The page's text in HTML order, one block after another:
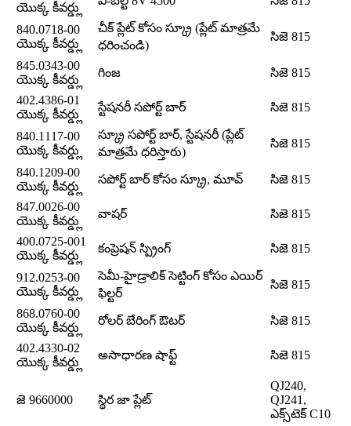
యొక్క కీవర్డ్లు
840.0718-00
యొక్క కీవర్డ్లు
చీక్ ప్లేట్ కోసం స్క్రూ (ప్లేట్ మాత్రమే
ధరించండి)
సిజె 815
845.0343-00
యొక్క కీవర్డ్లు
గింజ సిజె 815
402.4386-01
యొక్క కీవర్డ్లు
స్టేషనరీ సపోర్ట్ బార్ సిజె 815
840.1117-00
యొక్క కీవర్డ్లు
స్క్రూ సపోర్ట్ బార్, స్టేషనరీ (ప్లేట్
మాత్రమే ధరిస్తారు)
సిజె 815
840.1209-00
యొక్క కీవర్డ్లు
సపోర్ట్ బార్ కోసం స్క్రూ, మూవ్ సిజె 815
847.0026-00
యొక్క కీవర్డ్లు
వాషర్ సిజె 815
400.0725-001
యొక్క కీవర్డ్లు
కంప్రెషన్ స్ప్రింగ్ సిజె 815
912.0253-00
యొక్క కీవర్డ్లు
సెమీ-హైడ్రాలిక్ సెట్టింగ్ కోసం ఎయిర్
ఫిల్టర్
సిజె 815
868.0760-00
యొక్క కీవర్డ్లు
రోలర్ బేరింగ్ ఔటర్ సిజె 815
402.4330-02
యొక్క కీవర్డ్లు
అసాధారణ షాఫ్ట్ సిజె 815
జె 9660000 స్థిర జా ప్లేట్
QJ240,
QJ241,
ఎక్స్‌టెక్ C10